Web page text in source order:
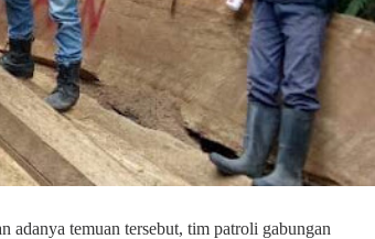
temuan tersebut, tim patroli gabungan